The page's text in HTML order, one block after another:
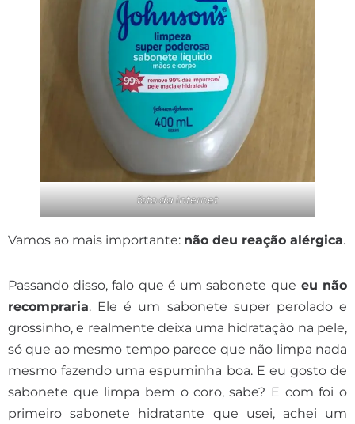
foto da internet
Vamos ao mais importante: não deu reação alérgica.
Passando disso, falo que é um sabonete que eu não
recompraria. Ele é um sabonete super perolado e
grossinho, e realmente deixa uma hidratação na pele,
só que ao mesmo tempo parece que não limpa nada
mesmo fazendo uma espuminha boa. E eu gosto de
sabonete que limpa bem o coro, sabe? E com foi o
primeiro sabonete hidratante que usei, achei um